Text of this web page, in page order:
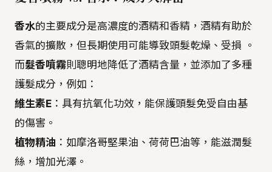
香水的主要成分是高濃度的酒精和香精，酒精有助於
香氣的擴散，但長期使用可能導致頭髮乾燥、受損 。
而髮香噴霧則聰明地降低了酒精含量，並添加了多種
護髮成分，例如：
維生素E ：具有抗氧化功效，能保護頭髮免受自由基
的傷害。
植物精油 ：如摩洛哥堅果油、荷荷巴油等，能滋潤髮
絲，增加光澤。